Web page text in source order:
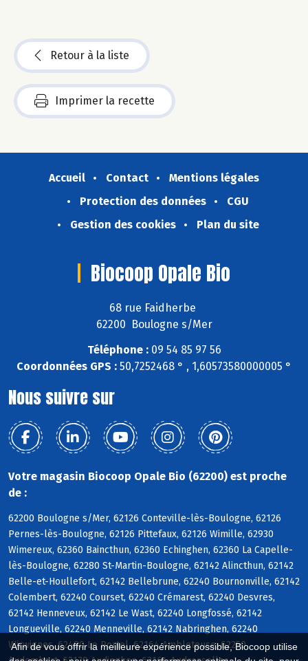
Afin de vous offrir la meilleure expérience possible, Biocoop utilise
Retour à la liste
Imprimer la recette
Accueil Contact
Mentions légales
Protection des données
CGU
Gestion des cookies
Plan du site
Biocoop Opale Bio
68 rue Faidherbe
62200 Boulogne s/Mer
Téléphone :09 54 85 97 56
Coordonnées GPS : 50,7252468 ° , 1,60573580000005 °
Nous suivre sur
Votre magasin Biocoop Opale Bio (62200) est proche
de :
62200 Boulogne s/Mer, 62126 Conteville-lès-Boulogne, 62126
Pernes-lès-Boulogne, 62126 Pittefaux, 62126 Wimille, 62930
Wimereux, 62360 Baincthun, 62360 Echinghen, 62360 La Capelle-
lès-Boulogne, 62280 St-Martin-Boulogne, 62142 Alincthun, 62142
Belle-et-Houllefort, 62142 Bellebrune, 62240 Bournonville, 62142
Colembert, 62240 Courset, 62240 Crémarest, 62240 Desvres,
62142 Henneveux, 62142 Le Wast, 62240 Longfossé, 62142
Longueville, 62240 Menneville, 62142 Nabringhen, 62240
Wirwignes, 62480 Le Portel, 62164 Ambleteuse, 62250